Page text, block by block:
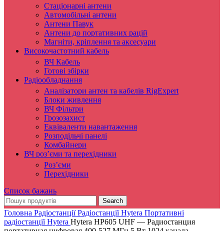
Стаціонарні антени
Автомобільні антени
Антени Павук
Антени до портативних рацій
Магніти, кріплення та аксесуари
Високочастотний кабель
ВЧ Кабель
Готові збірки
Радіообладнання
Аналізатори антен та кабелів RigExpert
Блоки живлення
ВЧ Фільтри
Грозозахист
Еквіваленти навантаження
Розподільчі панелі
Комбайнери
ВЧ роз’єми та перехідники
Роз’єми
Перехідники
Список бажань
Search
Головна РадіостанціїРадіостанції Hytera Портативні
радіостанції Hytera Hytera HP605 UHF — Радиостанция